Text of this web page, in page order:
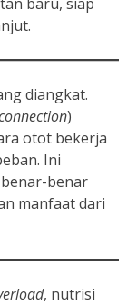
diangkat.
)
otot bekerja
Ini
benar
manfaat dari
, nutrisi